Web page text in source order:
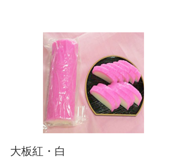
大板紅・白